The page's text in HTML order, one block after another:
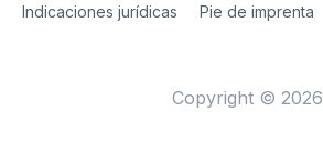
Indicaciones jurídicas Pie de imprenta
Copyright © 2026